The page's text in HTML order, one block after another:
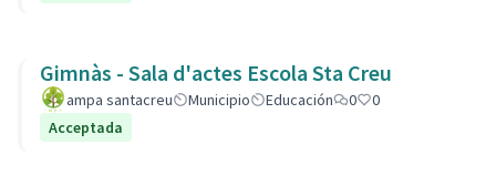
Gimnàs - Sala d'actes Escola Sta Creu
ampa santacreu Municipio Educación 0
0
Acceptada